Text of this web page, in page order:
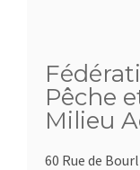
Pêche
Milieu
60 Rue de